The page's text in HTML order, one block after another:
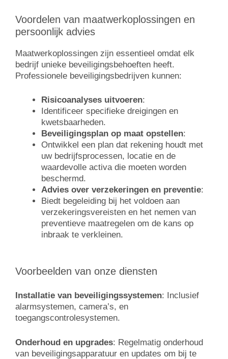
Voordelen van maatwerkoplossingen en
persoonlijk advies
Maatwerkoplossingen zijn essentieel omdat elk
bedrijf unieke beveiligingsbehoeften heeft.
Professionele beveiligingsbedrijven kunnen:
Risicoanalyses uitvoeren:
Identificeer specifieke dreigingen en
kwetsbaarheden.
Beveiligingsplan op maat opstellen:
Ontwikkel een plan dat rekening houdt met
uw bedrijfsprocessen, locatie en de
waardevolle activa die moeten worden
beschermd.
Advies over verzekeringen en preventie:
Biedt begeleiding bij het voldoen aan
verzekeringsvereisten en het nemen van
preventieve maatregelen om de kans op
inbraak te verkleinen.
Voorbeelden van onze diensten
Installatie van beveiligingssystemen: Inclusief
alarmsystemen, camera’s, en
toegangscontrolesystemen.
Onderhoud en upgrades: Regelmatig onderhoud
van beveiligingsapparatuur en updates om bij te